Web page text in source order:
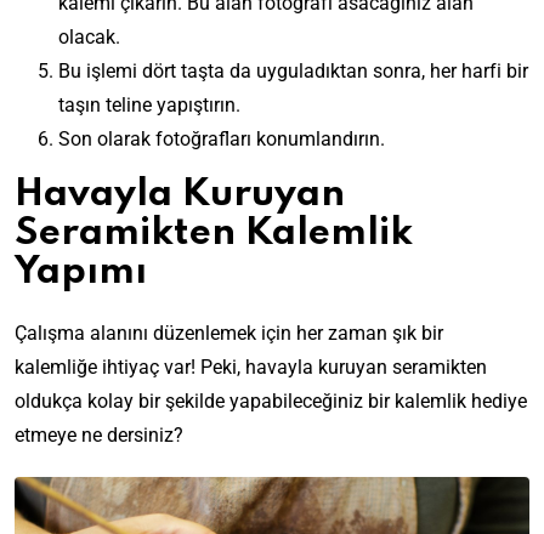
olacak.
Bu işlemi dört taşta da uyguladıktan sonra, her harfi bir
taşın teline yapıştırın.
Son olarak fotoğrafları konumlandırın.
Havayla Kuruyan
Seramikten Kalemlik
Yapımı
Çalışma alanını düzenlemek için her zaman şık bir
kalemliğe ihtiyaç var! Peki, havayla kuruyan seramikten
oldukça kolay bir şekilde yapabileceğiniz bir kalemlik hediye
etmeye ne dersiniz?